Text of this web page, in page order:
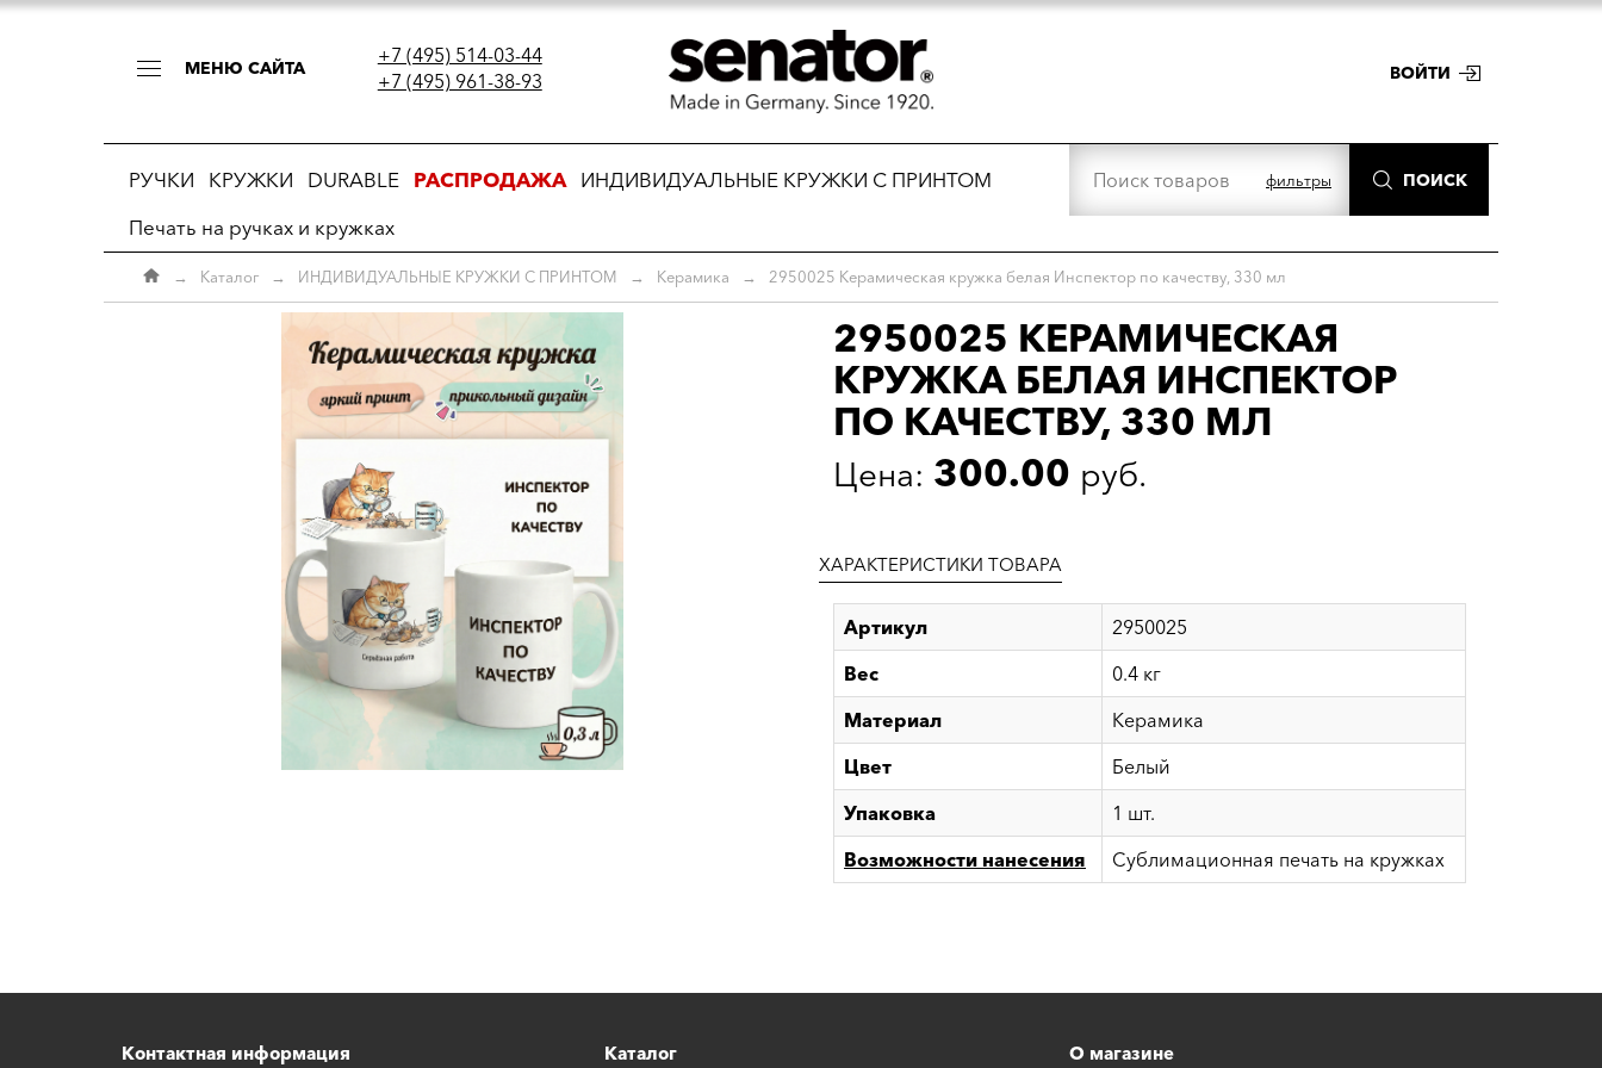
МЕНЮ САЙТА
+7 (495) 514-03-44
+7 (495) 961-38-93
ВОЙТИ
РУЧКИ КРУЖКИ DURABLE РАСПРОДАЖА
ИНДИВИДУАЛЬНЫЕ КРУЖКИ С ПРИНТОМ
Печать на ручках и кружках
фильтры ПОИСК
→ Каталог → ИНДИВИДУАЛЬНЫЕ КРУЖКИ С ПРИНТОМ → Керамика → 2950025 Керамическая кружка белая Инспектор по качеству, 330 мл
2950025 КЕРАМИЧЕСКАЯ
КРУЖКА БЕЛАЯ ИНСПЕКТОР
ПО КАЧЕСТВУ, 330 МЛ
Цена: 300.00 руб.
ХАРАКТЕРИСТИКИ ТОВАРА
Артикул
2950025
Вес
0.4 кг
Материал
Керамика
Цвет
Белый
Упаковка
1 шт.
Возможности нанесения
Сублимационная печать на кружках
Контактная информация
Каталог
О магазине